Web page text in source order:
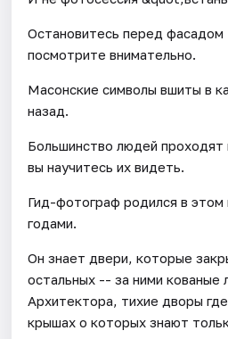
Остановитесь перед фасадом
посмотрите внимательно.
Масонские символы вшиты в
назад.
Большинство людей
вы научитесь их видеть.
Гид-фотограф родился в этом
годами.
Он знает двери, которые
остальных -- за ними кованые
Архитектора, тихие дворы
крышах о которых знают